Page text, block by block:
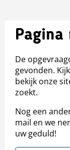
Pagina
De
gevonden.
bekijk onze
zoekt.
Nog een
mail en we
uw geduld!